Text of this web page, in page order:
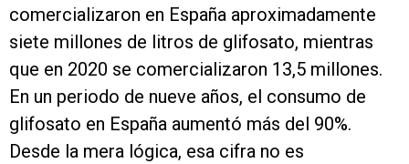
comercializaron en España aproximadamente
siete millones de litros de glifosato, mientras
que en 2020 se comercializaron 13,5 millones.
En un periodo de nueve años, el consumo de
glifosato en España aumentó más del 90%.
Desde la mera lógica, esa cifra no es